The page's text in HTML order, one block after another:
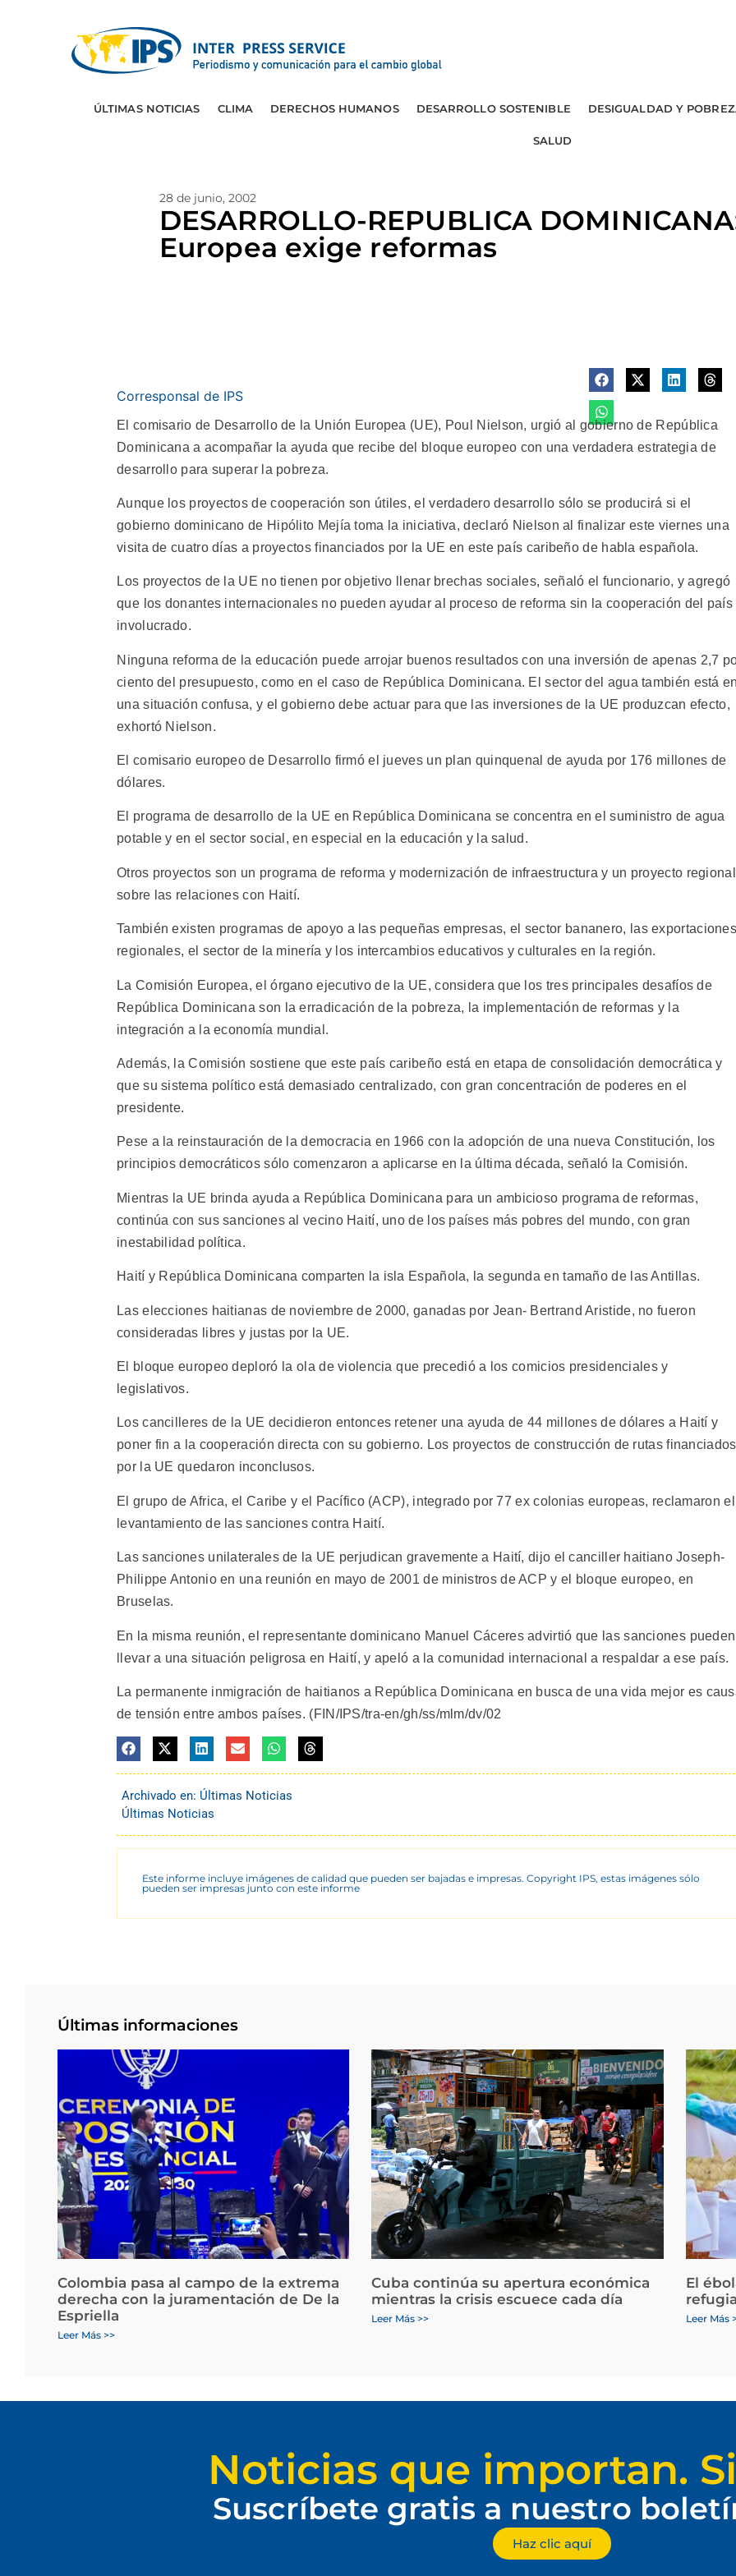
ÚLTIMAS NOTICIAS CLIMA DERECHOS HUMANOS DESARROLLO SOSTENIBLE DESIGUALDAD Y
SALUD
28 de junio, 2002
DESARROLLO-REPUBLICA
Europea exige reformas
Corresponsal de IPS
El comisario de Desarrollo de la Unión Europea (UE), Poul Nielson, urgió al gobierno de República
Dominicana a acompañar la ayuda que recibe del bloque europeo con una verdadera estrategia de
desarrollo para superar la pobreza.
Aunque los proyectos de cooperación son útiles, el verdadero desarrollo sólo se producirá si el
gobierno dominicano de Hipólito Mejía toma la iniciativa, declaró Nielson al finalizar este viernes una
visita de cuatro días a proyectos financiados por la UE en este país caribeño de habla española.
Los proyectos de la UE no tienen por objetivo llenar brechas sociales, señaló el funcionario, y agregó
que los donantes internacionales no pueden ayudar al proceso de reforma sin la cooperación del país
involucrado.
Ninguna reforma de la educación puede arrojar buenos resultados con una inversión de apenas 2,7
ciento del presupuesto, como en el caso de República Dominicana. El sector del agua también está
una situación confusa, y el gobierno debe actuar para que las inversiones de la UE produzcan efecto,
exhortó Nielson.
El comisario europeo de Desarrollo firmó el jueves un plan quinquenal de ayuda por 176 millones de
dólares.
El programa de desarrollo de la UE en República Dominicana se concentra en el suministro de agua
potable y en el sector social, en especial en la educación y la salud.
Otros proyectos son un programa de reforma y modernización de infraestructura y un proyecto regional
sobre las relaciones con Haití.
También existen programas de apoyo a las pequeñas empresas, el sector bananero, las
regionales, el sector de la minería y los intercambios educativos y culturales en la región.
La Comisión Europea, el órgano ejecutivo de la UE, considera que los tres principales desafíos de
República Dominicana son la erradicación de la pobreza, la implementación de reformas y la
integración a la economía mundial.
Además, la Comisión sostiene que este país caribeño está en etapa de consolidación democrática y
que su sistema político está demasiado centralizado, con gran concentración de poderes en el
presidente.
Pese a la reinstauración de la democracia en 1966 con la adopción de una nueva Constitución, los
principios democráticos sólo comenzaron a aplicarse en la última década, señaló la Comisión.
Mientras la UE brinda ayuda a República Dominicana para un ambicioso programa de reformas,
continúa con sus sanciones al vecino Haití, uno de los países más pobres del mundo, con gran
inestabilidad política.
Haití y República Dominicana comparten la isla Española, la segunda en tamaño de las Antillas.
Las elecciones haitianas de noviembre de 2000, ganadas por Jean- Bertrand Aristide, no fueron
consideradas libres y justas por la UE.
El bloque europeo deploró la ola de violencia que precedió a los comicios presidenciales y
legislativos.
Los cancilleres de la UE decidieron entonces retener una ayuda de 44 millones de dólares a Haití y
poner fin a la cooperación directa con su gobierno. Los proyectos de construcción de rutas financiados
por la UE quedaron inconclusos.
El grupo de Africa, el Caribe y el Pacífico (ACP), integrado por 77 ex colonias europeas, reclamaron el
levantamiento de las sanciones contra Haití.
Las sanciones unilaterales de la UE perjudican gravemente a Haití, dijo el canciller haitiano Joseph-
Philippe Antonio en una reunión en mayo de 2001 de ministros de ACP y el bloque europeo, en
Bruselas.
En la misma reunión, el representante dominicano Manuel Cáceres advirtió que las sanciones pueden
llevar a una situación peligrosa en Haití, y apeló a la comunidad internacional a respaldar a ese país.
La permanente inmigración de haitianos a República Dominicana en busca de una vida mejor es
de tensión entre ambos países. (FIN/IPS/tra-en/gh/ss/mlm/dv/02
Archivado en: Últimas Noticias
Últimas Noticias
Este informe incluye imágenes de calidad que pueden ser bajadas e impresas. Copyright IPS, estas imágenes sólo
pueden ser impresas junto con este informe
Últimas informaciones
Colombia pasa al campo de la extrema
derecha con la juramentación de De la
Espriella
Leer Más >>
Cuba continúa su apertura económica
mientras la crisis escuece cada día
Leer Más >>
El
Leer Más
Noticias que importan.
Suscríbete gratis a nuestro
Haz clic aquí